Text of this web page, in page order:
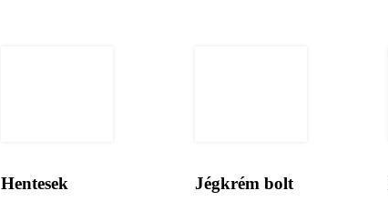
Hentesek Jégkrém bolt